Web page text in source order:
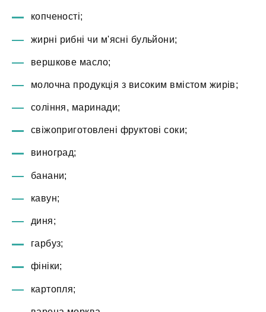
копченості;
жирні рибні чи м'ясні бульйони;
вершкове масло;
молочна продукція з високим вмістом жирів;
соління, маринади;
свіжоприготовлені фруктові соки;
виноград;
банани;
кавун;
диня;
гарбуз;
фініки;
картопля;